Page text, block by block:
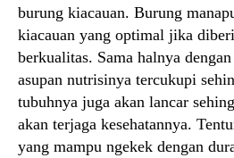
burung kiacauan. Burung
kiacauan yang optimal jika
berkualitas. Sama halnya
asupan nutrisinya tercukupi
tubuhnya juga akan lancar
akan terjaga kesehatannya.
yang mampu ngekek dengan